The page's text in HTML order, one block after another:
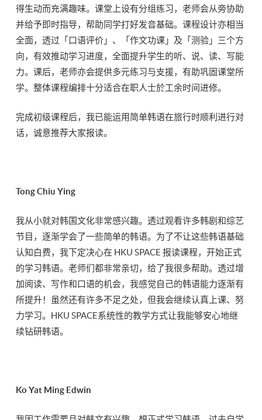
得生动而充满趣味。课堂上设有分组练习，老师会从旁协助
并给予即时指导，帮助同学打好发音基础。课程设计亦相当
全面，透过「口语评价」、「作文功课」及「测验」三个方
向，有效推动学习进度，全面提升学生的听、说、读、写能
力。课后，老师亦会提供多元练习与支援，有助巩固课堂所
学。整体课程编排十分适合在职人士於工余时间进修。
完成初级课程后，我已能运用简单韩语在旅行时顺利进行对
话，诚意推荐大家报读。
Tong Chiu Ying
我从小就对韩国文化非常感兴趣。透过观看许多韩剧和综艺
节目，逐渐学会了一些简单的韩语。为了不让这些韩语基础
认知白费，我下定决心在 HKU SPACE 报读课程，开始正式
的学习韩语。老师们都非常亲切，给了我很多帮助。透过增
加阅读、写作和口语的机会，我感觉自己的韩语能力逐渐有
所提升！虽然还有许多不足之处，但我会继续认真上课、努
力学习。HKU SPACE系统性的教学方式让我能够安心地继
续钻研韩语。
Ko Yat Ming Edwin